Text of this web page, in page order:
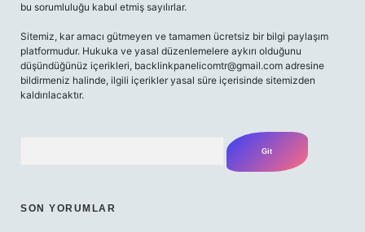
bu sorumluluğu kabul etmiş sayılırlar.
Sitemiz, kar amacı gütmeyen ve tamamen ücretsiz bir bilgi paylaşım
platformudur. Hukuka ve yasal düzenlemelere aykırı olduğunu
düşündüğünüz içerikleri, backlinkpanelicomtr@gmail.com adresine
bildirmeniz halinde, ilgili içerikler yasal süre içerisinde sitemizden
kaldırılacaktır.
SON YORUMLAR